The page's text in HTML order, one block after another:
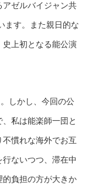
ゼルバイジャン共
ます。また親日的な
上初となる能公演
しかし、今回の公
私は能楽師一団と
慣れな海外でお互
ないつつ、滞在中
負担の方が大きか